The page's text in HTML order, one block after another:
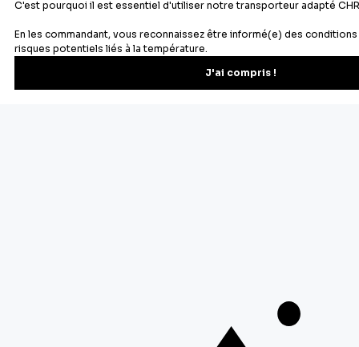
Newsletter
Recevez les recettes, astuces et offres spéciales.